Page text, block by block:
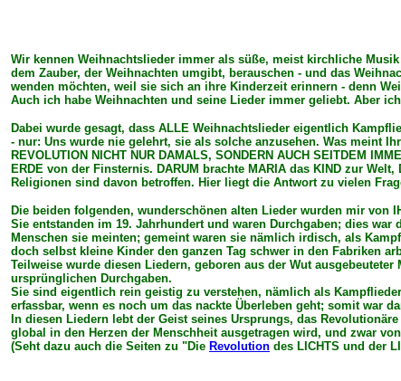
Wir kennen Weihnachtslieder immer als süße, meist kirchliche
dem Zauber, der Weihnachten umgibt, berauschen - und das
wenden möchten, weil sie sich an ihre Kinderzeit erinnern - denn
Auch ich habe Weihnachten und seine Lieder immer geliebt. Aber
Dabei wurde gesagt, dass ALLE Weihnachtslieder eigentlich
- nur: Uns wurde nie gelehrt, sie als solche anzusehen. Was meint
REVOLUTION NICHT NUR DAMALS, SONDERN AUCH SEITDEM
ERDE von der Finsternis. DARUM brachte MARIA das KIND zur
Religionen sind davon betroffen. Hier liegt die Antwort zu vielen
Die beiden folgenden, wunderschönen alten Lieder wurden mir von
Sie entstanden im 19. Jahrhundert und waren Durchgaben; dies
Menschen sie meinten; gemeint waren sie nämlich irdisch, als
doch selbst kleine Kinder den ganzen Tag schwer in den Fabriken
Teilweise wurde diesen Liedern, geboren aus der Wut
ursprünglichen Durchgaben.
Sie sind eigentlich rein geistig zu verstehen, nämlich als
erfassbar, wenn es noch um das nackte Überleben geht; somit war
In diesen Liedern lebt der Geist seines Ursprungs, das
global in den Herzen der Menschheit ausgetragen wird, und zwar
(Seht dazu auch die Seiten zu "Die Revolution des LICHTS und der